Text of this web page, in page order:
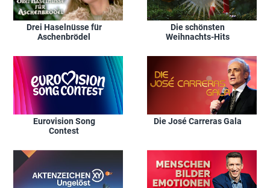
Drei Haselnüsse für
Aschenbrödel
Die schönsten
Weihnachts-Hits
Eurovision Song
Contest
Die José Carreras Gala